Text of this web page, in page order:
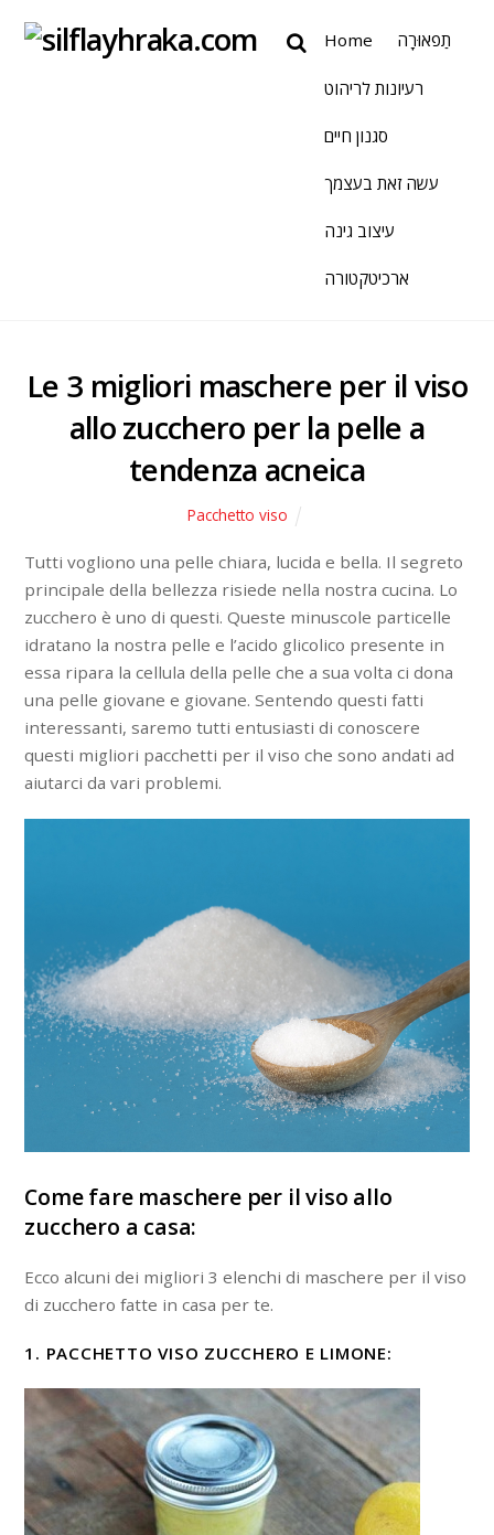
Home תַפאוּרָה
רעיונות לריהוט
סגנון חיים
עשה זאת בעצמך
עיצוב גינה
ארכיטקטורה
Le 3 migliori maschere per il viso
allo zucchero per la pelle a
tendenza acneica
Pacchetto viso
Tutti vogliono una pelle chiara, lucida e bella. Il segreto
principale della bellezza risiede nella nostra cucina. Lo
zucchero è uno di questi. Queste minuscole particelle
idratano la nostra pelle e l’acido glicolico presente in
essa ripara la cellula della pelle che a sua volta ci dona
una pelle giovane e giovane. Sentendo questi fatti
interessanti, saremo tutti entusiasti di conoscere
questi migliori pacchetti per il viso che sono andati ad
aiutarci da vari problemi.
Come fare maschere per il viso allo
zucchero a casa:
Ecco alcuni dei migliori 3 elenchi di maschere per il viso
di zucchero fatte in casa per te.
1. PACCHETTO VISO ZUCCHERO E LIMONE: